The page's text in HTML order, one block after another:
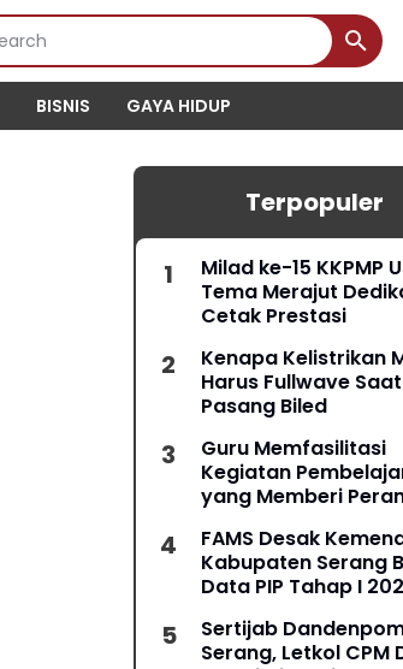
BISNIS GAYA HIDUP
Terpopuler
Milad ke-15 KKPMP
Tema Merajut
Cetak Prestasi
Kenapa Kelistrikan
Harus Fullwave Saat
Pasang Biled
Guru Memfasilitasi
Kegiatan
yang Memberi
FAMS Desak
Kabupaten Serang
Data PIP Tahap I
Sertijab
Serang, Letkol CPM